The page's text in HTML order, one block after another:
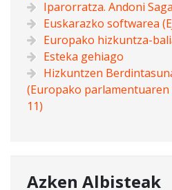
Iparorratza. Andoni
Euskarazko softwarea
Europako hizkuntza-
Esteka gehiago
Hizkuntzen
(Europako parlamentuaren
11)
Azken Albisteak